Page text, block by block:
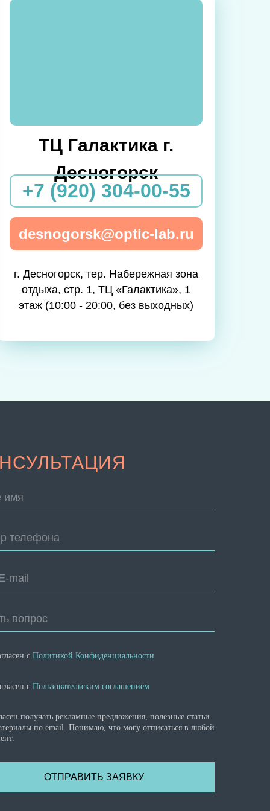
ТЦ Галактика г.
Десногорск
+7 (920) 304-00-55
desnogorsk@optic-lab.ru
г. Десногорск, тер. Набережная зона
отдыха, стр. 1, ТЦ «Галактика», 1
этаж (10:00 - 20:00, без выходных)
имя
телефона
mail
вопрос
с Политикой Конфиденциальности
с Пользовательским соглашением
получать рекламные предложения, полезные статьи
по email. Понимаю, что могу отписаться в любой
ОТПРАВИТЬ ЗАЯВКУ